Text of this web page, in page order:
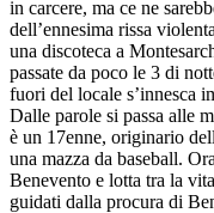
in carcere, ma ce ne
dell’ennesima rissa
una discoteca a
passate da poco le 3 di
fuori del locale s’innesca
Dalle parole si passa alle
è un 17enne, originario
una mazza da baseball.
Benevento e lotta tra la
guidati dalla procura di